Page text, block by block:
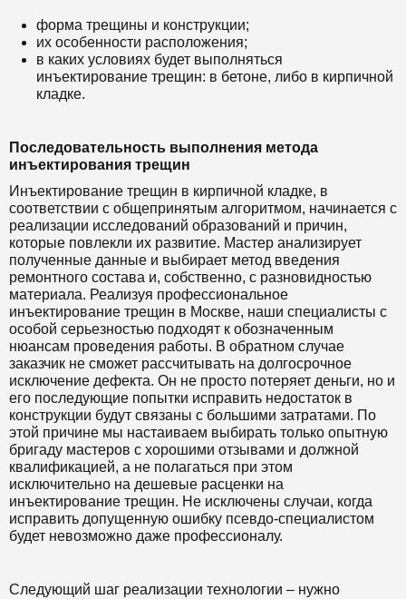
форма трещины и конструкции;
их особенности расположения;
в каких условиях будет выполняться
инъектирование трещин: в бетоне, либо в кирпичной
кладке.
Последовательность выполнения метода
инъектирования трещин
Инъектирование трещин в кирпичной кладке, в
соответствии с общепринятым алгоритмом, начинается с
реализации исследований образований и причин,
которые повлекли их развитие. Мастер анализирует
полученные данные и выбирает метод введения
ремонтного состава и, собственно, с разновидностью
материала. Реализуя профессиональное
инъектирование трещин в Москве, наши специалисты с
особой серьезностью подходят к обозначенным
нюансам проведения работы. В обратном случае
заказчик не сможет рассчитывать на долгосрочное
исключение дефекта. Он не просто потеряет деньги, но и
его последующие попытки исправить недостаток в
конструкции будут связаны с большими затратами. По
этой причине мы настаиваем выбирать только опытную
бригаду мастеров с хорошими отзывами и должной
квалификацией, а не полагаться при этом
исключительно на дешевые расценки на
инъектирование трещин. Не исключены случаи, когда
исправить допущенную ошибку псевдо-специалистом
будет невозможно даже профессионалу.
Следующий шаг реализации технологии – нужно